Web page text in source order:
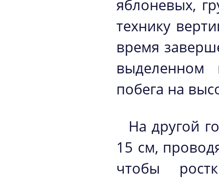
яблоневых,
технику
время
выделенном
побега на
На другой
15 см,
чтобы